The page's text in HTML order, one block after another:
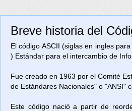
Breve historia del
El código ASCII (siglas en ingles
) Estándar para el intercambio de
Fue creado en 1963 por el Comité
de Estándares Nacionales" o "ANSI"
Este código nació a partir de